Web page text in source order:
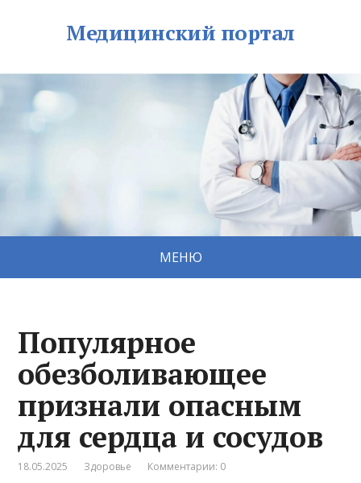
Медицинский портал
МЕНЮ
Популярное
обезболивающее
признали опасным
для сердца и сосудов
18.05.2025 Здоровье Комментарии: 0